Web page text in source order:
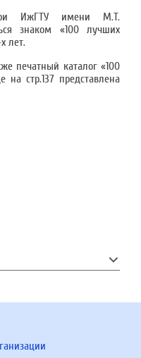
ИжГТУ имени М.Т.
знаком «100 лучших
лет.
печатный каталог «100
на стр.137 представлена